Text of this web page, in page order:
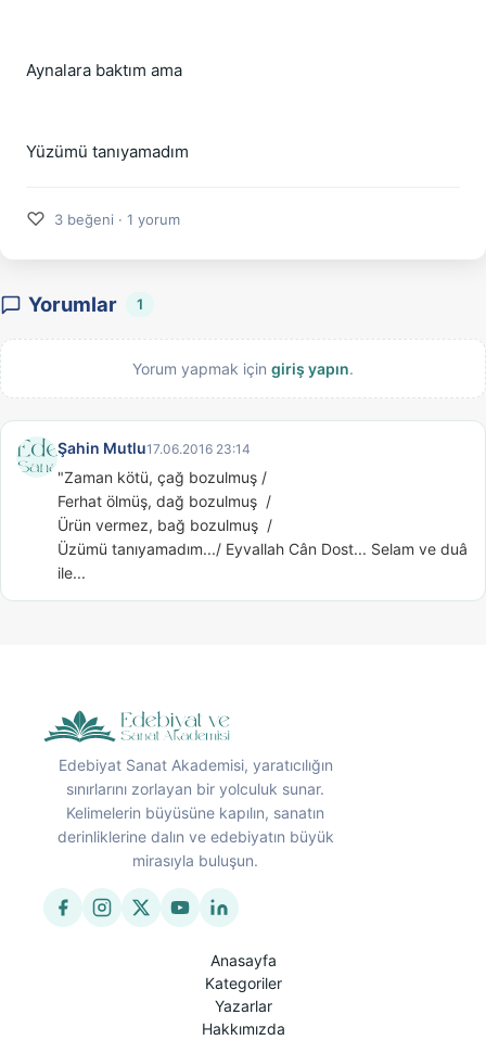
Aynalara baktım ama
Yüzümü tanıyamadım
♡ 3 beğeni · 1 yorum
Yorumlar 1
Yorum yapmak için giriş yapın.
Şahin Mutlu17.06.2016 23:14
"Zaman kötü, çağ bozulmuş /
Ferhat ölmüş, dağ bozulmuş  /
Ürün vermez, bağ bozulmuş  /
Üzümü tanıyamadım.../ Eyvallah Cân Dost... Selam ve duâ
ile...
Edebiyat Sanat Akademisi, yaratıcılığın
sınırlarını zorlayan bir yolculuk sunar.
Kelimelerin büyüsüne kapılın, sanatın
derinliklerine dalın ve edebiyatın büyük
mirasıyla buluşun.
Anasayfa
Kategoriler
Yazarlar
Hakkımızda